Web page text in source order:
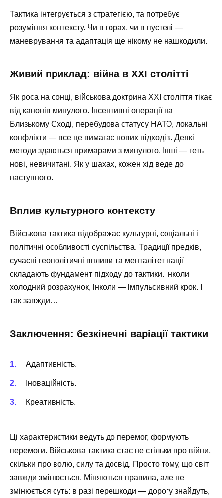
Тактика інтегрується з стратегією, та потребує
розуміння контексту. Чи в горах, чи в пустелі —
маневрування та адаптація ще нікому не нашкодили.
Живий приклад: війна в XXI столітті
Як роса на сонці, військова доктрина XXI століття тікає
від канонів минулого. Інсентивні операції на
Близькому Сході, перебудова статусу НАТО, локальні
конфлікти — все це вимагає нових підходів. Деякі
методи здаються примарами з минулого. Інші — геть
нові, невичитані. Як у шахах, кожен хід веде до
наступного.
Вплив культурного контексту
Військова тактика відображає культурні, соціальні і
політичні особливості суспільства. Традиції предків,
сучасні геополітичні впливи та менталітет нації
складають фундамент підходу до тактики. Інколи
холодний розрахунок, інколи — імпульсивний крок. І
так завжди…
Заключення: безкінечні варіації тактики
Адаптивність.
Іноваційність.
Креативність.
Ці характеристики ведуть до перемог, формують
перемоги. Військова тактика стає не стільки про війни,
скільки про волю, силу та досвід. Просто тому, що світ
завжди змінюється. Міняються правила, але не
змінюється суть: в разі перешкоди — дорогу знайдуть,